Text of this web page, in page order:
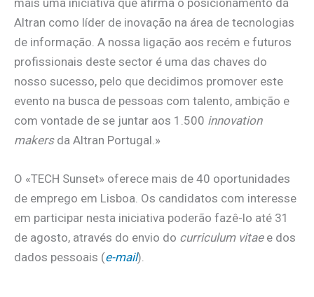
Altran como líder de inovação na área de tecnologias
de informação. A nossa ligação aos recém e futuros
profissionais deste sector é uma das chaves do
nosso sucesso, pelo que decidimos promover este
evento na busca de pessoas com talento, ambição e
com vontade de se juntar aos 1.500 innovation
makersda Altran Portugal.»
O «TECH Sunset» oferece mais de 40 oportunidades
de emprego em Lisboa. Os candidatos com interesse
em participar nesta iniciativa poderão fazê-lo até 31
de agosto, através do envio do curriculum vitaee dos
dados pessoais (e-mail).